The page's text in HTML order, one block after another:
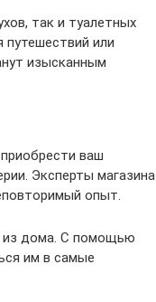
так и туалетных
или
изысканным
ваш
Эксперты магазина
опыт.
из дома. С помощью
им в самые